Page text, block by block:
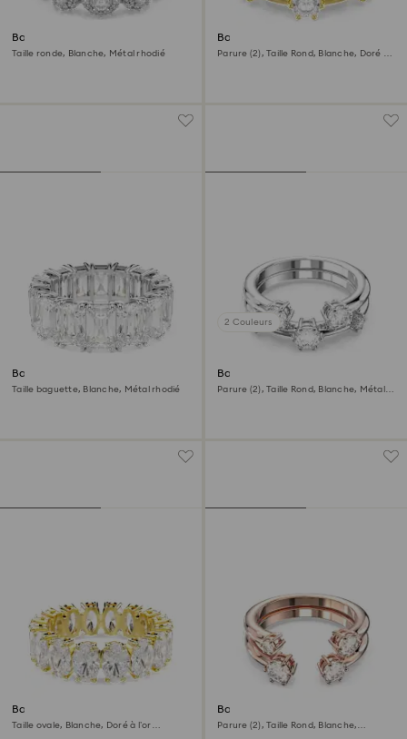
Bague Una Angelic
Taille ronde, Blanche, Métal rhodié
Bague Constella
Parure (2), Taille Rond, Blanche, Doré à
Bague Matrix Vittore
Taille baguette, Blanche, Métal rhodié
2 Couleurs
Bague Constella
Parure (2), Taille Rond, Blanche, Métal
Bague Matrix
Taille ovale, Blanche, Doré à l’or
Bague Constella
Parure (2), Taille Rond, Blanche,